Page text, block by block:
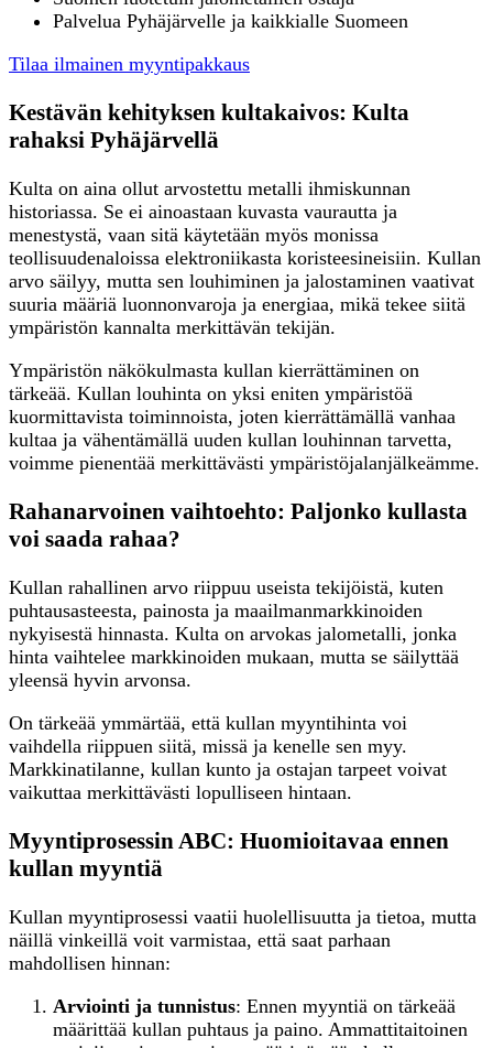
Palvelua Pyhäjärvelle ja kaikkialle Suomeen
Tilaa ilmainen myyntipakkaus
Kestävän kehityksen kultakaivos: Kulta
rahaksi Pyhäjärvellä
Kulta on aina ollut arvostettu metalli ihmiskunnan
historiassa. Se ei ainoastaan kuvasta vaurautta ja
menestystä, vaan sitä käytetään myös monissa
teollisuudenaloissa elektroniikasta koristeesineisiin. Kullan
arvo säilyy, mutta sen louhiminen ja jalostaminen vaativat
suuria määriä luonnonvaroja ja energiaa, mikä tekee siitä
ympäristön kannalta merkittävän tekijän.
Ympäristön näkökulmasta kullan kierrättäminen on
tärkeää. Kullan louhinta on yksi eniten ympäristöä
kuormittavista toiminnoista, joten kierrättämällä vanhaa
kultaa ja vähentämällä uuden kullan louhinnan tarvetta,
voimme pienentää merkittävästi ympäristöjalanjälkeämme.
Rahanarvoinen vaihtoehto: Paljonko kullasta
voi saada rahaa?
Kullan rahallinen arvo riippuu useista tekijöistä, kuten
puhtausasteesta, painosta ja maailmanmarkkinoiden
nykyisestä hinnasta. Kulta on arvokas jalometalli, jonka
hinta vaihtelee markkinoiden mukaan, mutta se säilyttää
yleensä hyvin arvonsa.
On tärkeää ymmärtää, että kullan myyntihinta voi
vaihdella riippuen siitä, missä ja kenelle sen myy.
Markkinatilanne, kullan kunto ja ostajan tarpeet voivat
vaikuttaa merkittävästi lopulliseen hintaan.
Myyntiprosessin ABC: Huomioitavaa ennen
kullan myyntiä
Kullan myyntiprosessi vaatii huolellisuutta ja tietoa, mutta
näillä vinkeillä voit varmistaa, että saat parhaan
mahdollisen hinnan:
Arviointi ja tunnistus: Ennen myyntiä on tärkeää
määrittää kullan puhtaus ja paino. Ammattitaitoinen